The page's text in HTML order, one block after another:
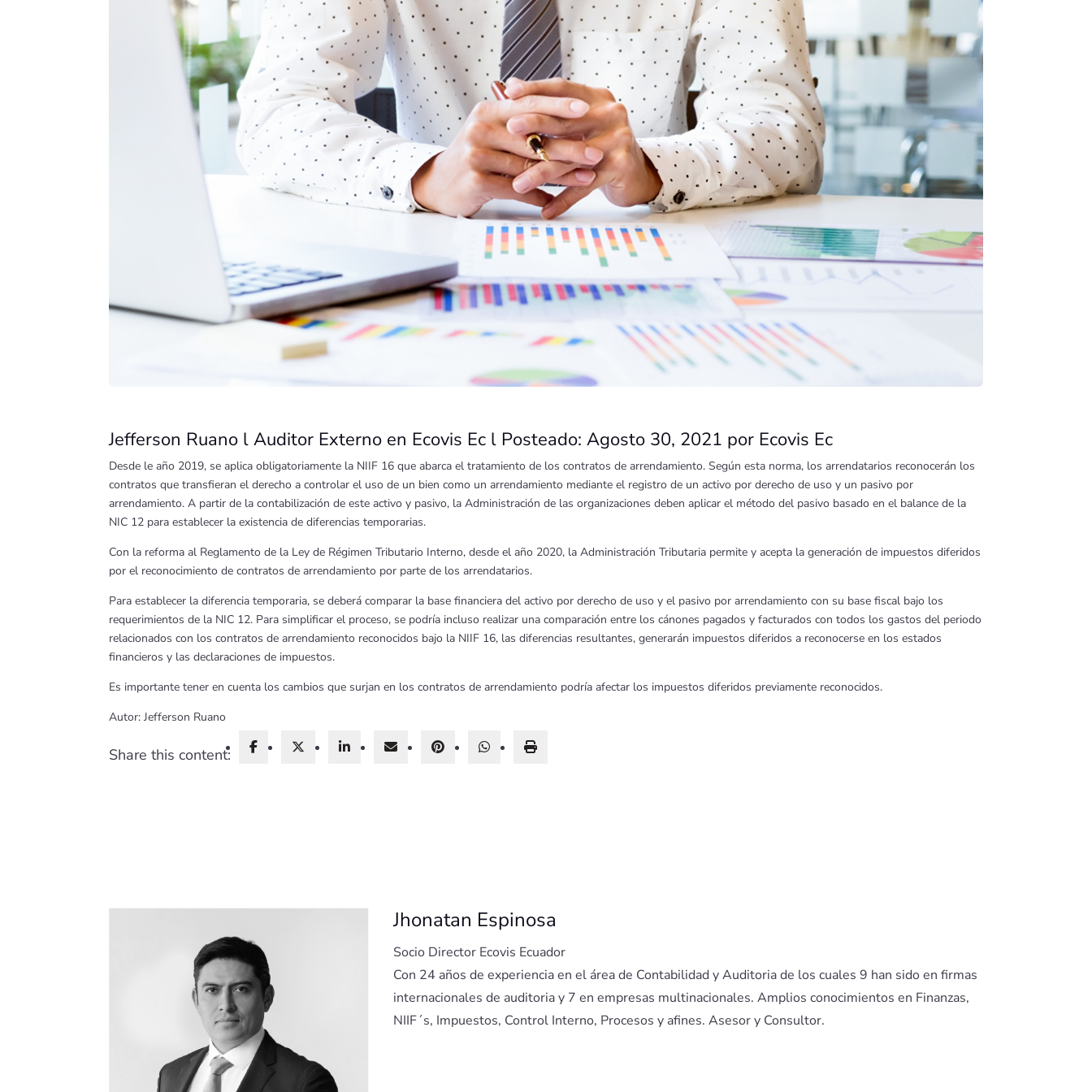
Jefferson Ruano l Auditor Externo en Ecovis Ec l Posteado: Agosto 30, 2021 por Ecovis Ec
Desde le año 2019, se aplica obligatoriamente la NIIF 16 que abarca el tratamiento de los contratos de arrendamiento. Según esta norma, los arrendatarios reconocerán los
contratos que transfieran el derecho a controlar el uso de un bien como un arrendamiento mediante el registro de un activo por derecho de uso y un pasivo por
arrendamiento. A partir de la contabilización de este activo y pasivo, la Administración de las organizaciones deben aplicar el método del pasivo basado en el balance de la
NIC 12 para establecer la existencia de diferencias temporarias.
Con la reforma al Reglamento de la Ley de Régimen Tributario Interno, desde el año 2020, la Administración Tributaria permite y acepta la generación de impuestos diferidos
por el reconocimiento de contratos de arrendamiento por parte de los arrendatarios.
Para establecer la diferencia temporaria, se deberá comparar la base financiera del activo por derecho de uso y el pasivo por arrendamiento con su base fiscal bajo los
requerimientos de la NIC 12. Para simplificar el proceso, se podría incluso realizar una comparación entre los cánones pagados y facturados con todos los gastos del periodo
relacionados con los contratos de arrendamiento reconocidos bajo la NIIF 16, las diferencias resultantes, generarán impuestos diferidos a reconocerse en los estados
financieros y las declaraciones de impuestos.
Es importante tener en cuenta los cambios que surjan en los contratos de arrendamiento podría afectar los impuestos diferidos previamente reconocidos.
Autor: Jefferson Ruano
Share this content:
Jhonatan Espinosa
Socio Director Ecovis Ecuador
Con 24 años de experiencia en el área de Contabilidad y Auditoria de los cuales 9 han sido en firmas
internacionales de auditoria y 7 en empresas multinacionales. Amplios conocimientos en Finanzas,
NIIF´s, Impuestos, Control Interno, Procesos y afines. Asesor y Consultor.